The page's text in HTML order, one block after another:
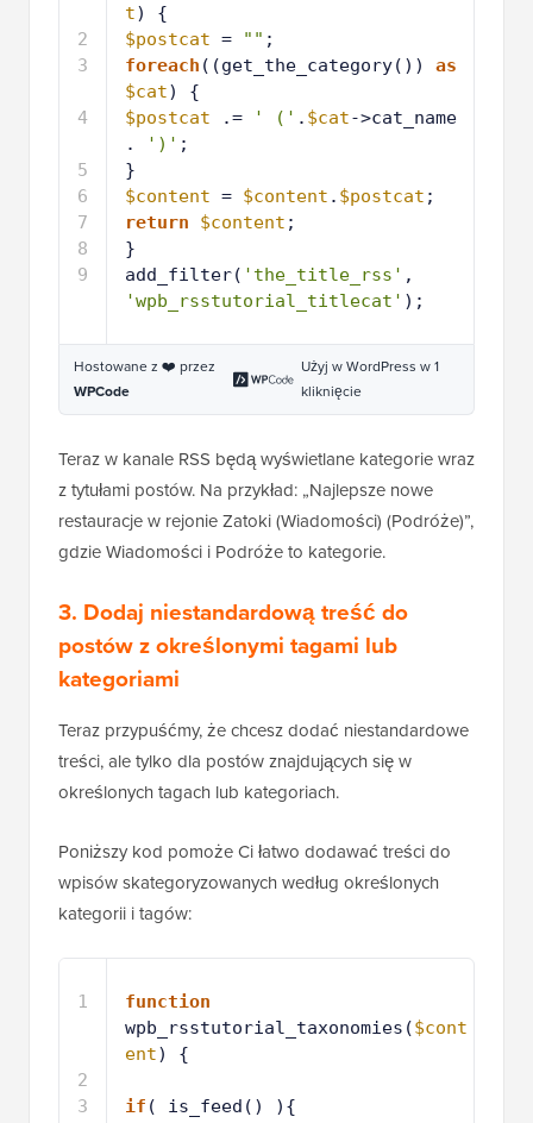
2
3
4
5
6
7
8
9
t) {
$postcat = "" ;
foreach ((get_the_category()) as
$cat) {
$postcat
.= ' (' . $cat->cat_name
.
')' ;
}
$content = $content . $postcat ;
return
$content ;
}
add_filter( 'the_title_rss'
'wpb_rsstutorial_titlecat' );
Hostowane z ❤️ przez
WPCode
Użyj w WordPress w 1
kliknięcie
Teraz w kanale RSS będą wyświetlane kategorie wraz
z tytułami postów. Na przykład: „Najlepsze nowe
restauracje w rejonie Zatoki (Wiadomości) (Podróże)”,
gdzie Wiadomości i Podróże to kategorie.
3. Dodaj niestandardową treść do
postów z określonymi tagami lub
kategoriami
Teraz przypuśćmy, że chcesz dodać niestandardowe
treści, ale tylko dla postów znajdujących się w
określonych tagach lub kategoriach.
Poniższy kod pomoże Ci łatwo dodawać treści do
wpisów skategoryzowanych według określonych
kategorii i tagów:
1
2
3
function
wpb_rsstutorial_taxonomies($cont
ent) {
if ( is_feed() ){